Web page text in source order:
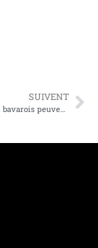
SUIVENT
Les annonceurs bavarois peuvent acheter en 3 minutes une campagne de pub sur Radio Gong, conception, production et planification du spot comprise